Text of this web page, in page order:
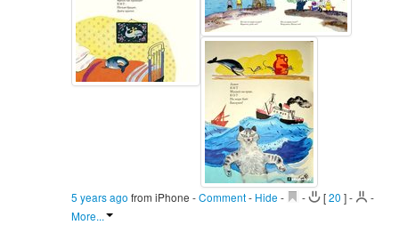
5 years ago from iPhone -Comment- Hide - - [20 ]-
-
More...